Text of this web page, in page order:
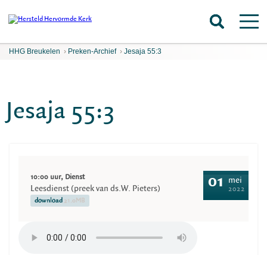
HHG Breukelen › Preken-Archief › Jesaja 55:3
Jesaja 55:3
10:00 uur, Dienst
Leesdienst (preek van ds.W. Pieters)
download 21.0MB
01 mei
2022